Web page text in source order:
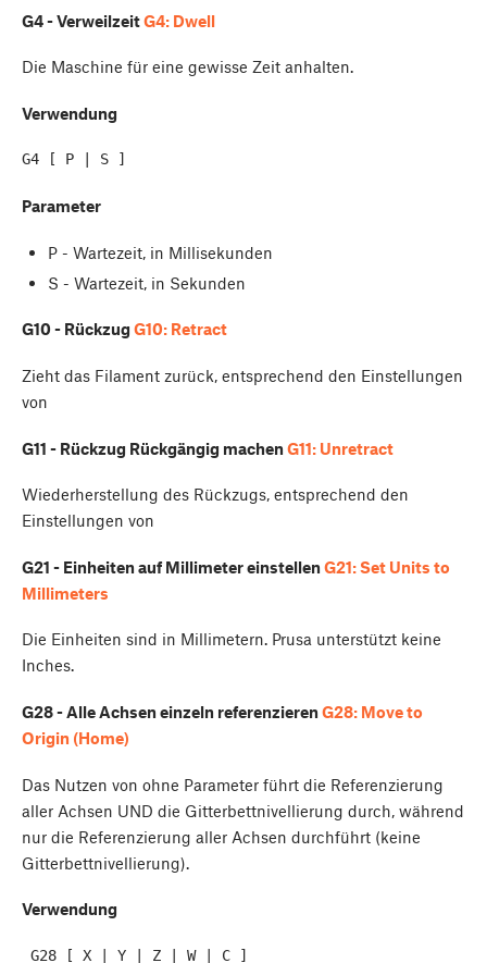
G4 - VerweilzeitG4: Dwell
Die Maschine für eine gewisse Zeit anhalten.
Verwendung
Parameter
P - Wartezeit, in Millisekunden
S - Wartezeit, in Sekunden
G10 - Rückzug G10: Retract
Zieht das Filament zurück, entsprechend den Einstellungen
von
G11 - Rückzug Rückgängig machenG11: Unretract
Wiederherstellung des Rückzugs, entsprechend den
Einstellungen von
G21 - Einheiten auf Millimeter einstellenG21: Set Units to
Millimeters
Die Einheiten sind in Millimetern. Prusa unterstützt keine
Inches.
G28 - Alle Achsen einzeln referenzierenG28: Move to
Origin (Home)
Das Nutzen von ohne Parameter führt die Referenzierung
aller Achsen UND die Gitterbettnivellierung durch, während
nur die Referenzierung aller Achsen durchführt (keine
Gitterbettnivellierung).
Verwendung